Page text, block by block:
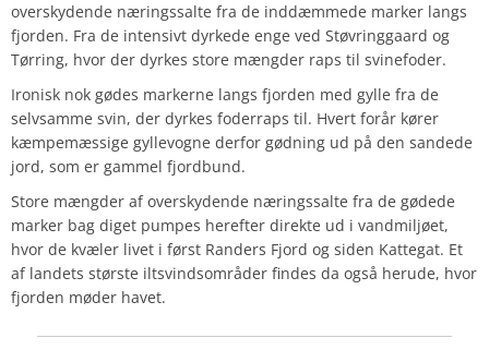
overskydende næringssalte fra de inddæmmede marker langs
fjorden. Fra de intensivt dyrkede enge ved Støvringgaard og
Tørring, hvor der dyrkes store mængder raps til svinefoder.
Ironisk nok gødes markerne langs fjorden med gylle fra de
selvsamme svin, der dyrkes foderraps til. Hvert forår kører
kæmpemæssige gyllevogne derfor gødning ud på den sandede
jord, som er gammel fjordbund.
Store mængder af overskydende næringssalte fra de gødede
marker bag diget pumpes herefter direkte ud i vandmiljøet,
hvor de kvæler livet i først Randers Fjord og siden Kattegat. Et
af landets største iltsvindsområder findes da også herude, hvor
fjorden møder havet.